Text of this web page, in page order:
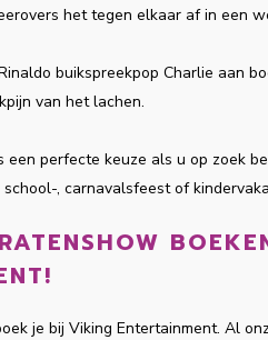
het tegen elkaar af in een
buikspreekpop Charlie aan
van het lachen.
een perfecte keuze als u op zoek
, carnavalsfeest of
je bij Viking Entertainment. Al